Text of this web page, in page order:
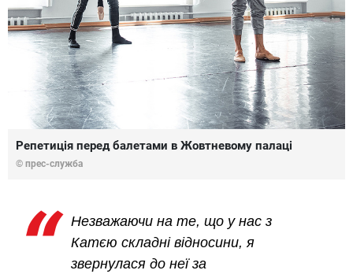
Репетиція перед балетами в Жовтневому палаці
© прес-служба
Незважаючи на те, що у нас з
Катєю складні відносини, я
звернулася до неї за